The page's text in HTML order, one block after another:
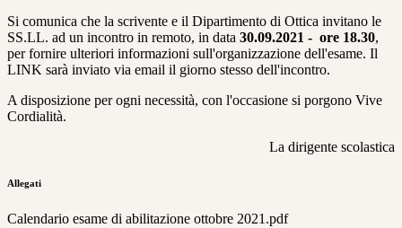
Si comunica che la scrivente e il Dipartimento di Ottica invitano le
SS.LL. ad un incontro in remoto, in data 30.09.2021 - ore 18.30,
per fornire ulteriori informazioni sull'organizzazione dell'esame. Il
LINK sarà inviato via email il giorno stesso dell'incontro.
A disposizione per ogni necessità, con l'occasione si porgono Vive
Cordialità.
La dirigente scolastica
Allegati
Calendario esame di abilitazione ottobre 2021.pdf